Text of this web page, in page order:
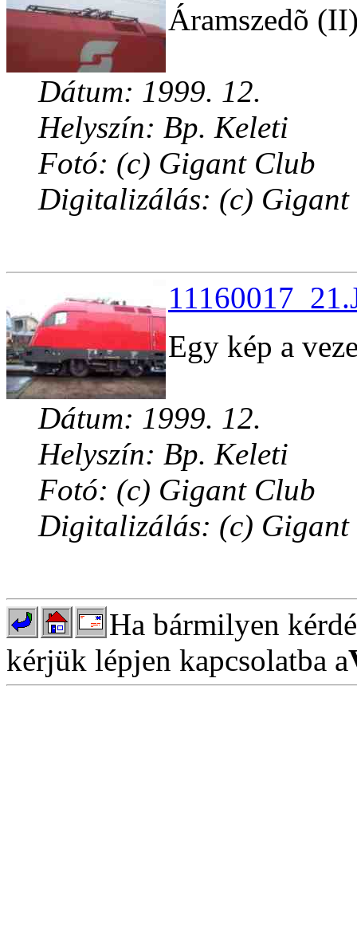
Áramszedõ
Dátum: 1999. 12.
Helyszín: Bp. Keleti
Fotó: (c) Gigant Club
Digitalizálás: (c) Gigant
Egy kép a
Dátum: 1999. 12.
Helyszín: Bp. Keleti
Fotó: (c) Gigant Club
Digitalizálás: (c) Gigant
Ha bármilyen
kérjük lépjen kapcsolatba a